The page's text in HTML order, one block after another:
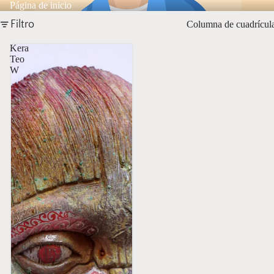
Página de inicio
Filtro Columna de
Kera
Teo
W